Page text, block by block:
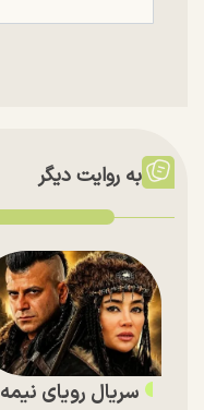
به روایت دیگر
سریال رویای نیمه